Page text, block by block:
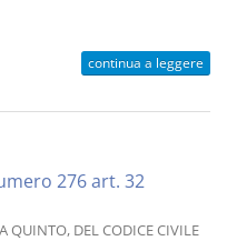
continua a leggere
276 art. 32
QUINTO, DEL CODICE CIVILE